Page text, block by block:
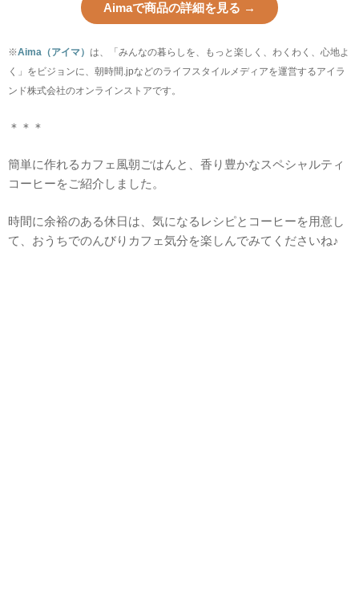
Aimaで商品の詳細を見る →
※Aima（アイマ） は、「みんなの暮らしを、もっと楽しく、わくわく、心地よ
く」をビジョンに、朝時間.jpなどのライフスタイルメディアを運営するアイラ
ンド株式会社のオンラインストアです。
＊＊＊
簡単に作れるカフェ風朝ごはんと、香り豊かなスペシャルティ
コーヒーをご紹介しました。
時間に余裕のある休日は、気になるレシピとコーヒーを用意し
て、おうちでのんびりカフェ気分を楽しんでみてくださいね♪